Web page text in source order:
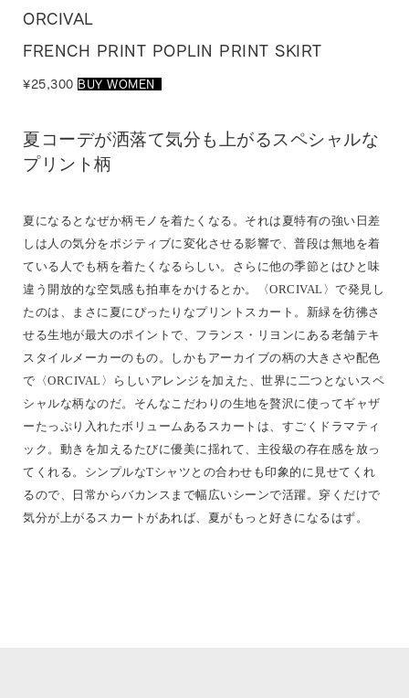
ORCIVAL
FRENCH PRINT POPLIN PRINT SKIRT
¥25,300 BUY WOMEN
夏コーデが洒落て気分も上がるスペシャルな
プリント柄
夏になるとなぜか柄モノを着たくなる。それは夏特有の強い日差
しは人の気分をポジティブに変化させる影響で、普段は無地を着
ている人でも柄を着たくなるらしい。さらに他の季節とはひと味
違う開放的な空気感も拍車をかけるとか。〈ORCIVAL〉で発見し
たのは、まさに夏にぴったりなプリントスカート。新緑を彷彿さ
せる生地が最大のポイントで、フランス・リヨンにある老舗テキ
スタイルメーカーのもの。しかもアーカイブの柄の大きさや配色
で〈ORCIVAL〉らしいアレンジを加えた、世界に二つとないスペ
シャルな柄なのだ。そんなこだわりの生地を贅沢に使ってギャザ
ーたっぷり入れたボリュームあるスカートは、すごくドラマティ
ック。動きを加えるたびに優美に揺れて、主役級の存在感を放っ
てくれる。シンプルなTシャツとの合わせも印象的に見せてくれ
るので、日常からバカンスまで幅広いシーンで活躍。穿くだけで
気分が上がるスカートがあれば、夏がもっと好きになるはず。